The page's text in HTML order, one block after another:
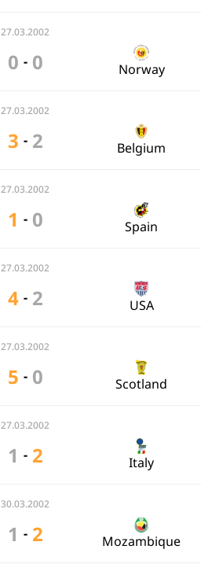
27.03.2002
0 - 0 Norway
27.03.2002
3 - 2 Belgium
27.03.2002
1 - 0 Spain
27.03.2002
4 - 2 USA
27.03.2002
5 - 0 Scotland
27.03.2002
1 - 2 Italy
30.03.2002
1 - 2 Mozambique